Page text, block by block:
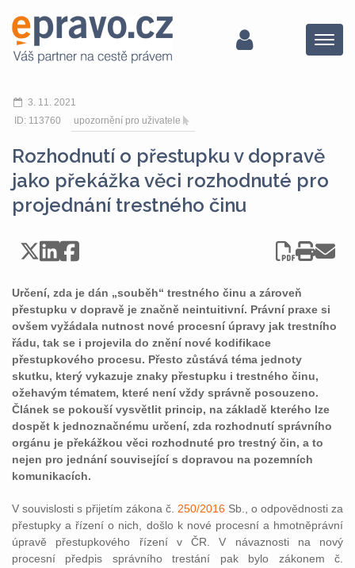
Menu
3. 11. 2021
ID: 113760
upozornění pro uživatele
Rozhodnutí o přestupku v dopravě
jako překážka věci rozhodnuté pro
projednání trestného činu
Určení, zda je dán „souběh“ trestného činu a zároveň
přestupku v dopravě je značně neintuitivní. Právní praxe si
ovšem vyžádala nutnost nové procesní úpravy jak trestního
řádu, tak se i projevila do znění nové kodifikace
přestupkového procesu. Přesto zůstává téma jednoty
skutku, který vykazuje znaky přestupku i trestného činu,
ožehavým tématem, které není vždy správně posouzeno.
Článek se pokouší vysvětlit princip, na základě kterého lze
dospět k jednoznačnému určení, zda rozhodnutí správního
orgánu je překážkou věci rozhodnuté pro trestný čin, a to
nejen pro jednání související s dopravou na pozemních
komunikacích.
V souvislosti s přijetím zákona č. 250/2016 Sb., o odpovědnosti za
přestupky a řízení o nich, došlo k nové procesní a hmotněprávní
úpravě přestupkového řízení v ČR. V návaznosti na nový
procesní předpis správního trestání pak bylo zákonem č.